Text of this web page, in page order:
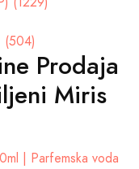
(504)
Prodaja
Miris